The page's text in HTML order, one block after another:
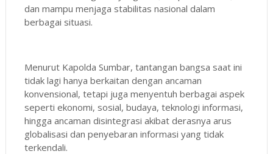
dan mampu menjaga stabilitas nasional dalam
berbagai situasi.
Menurut Kapolda Sumbar, tantangan bangsa saat ini
tidak lagi hanya berkaitan dengan ancaman
konvensional, tetapi juga menyentuh berbagai aspek
seperti ekonomi, sosial, budaya, teknologi informasi,
hingga ancaman disintegrasi akibat derasnya arus
globalisasi dan penyebaran informasi yang tidak
terkendali.